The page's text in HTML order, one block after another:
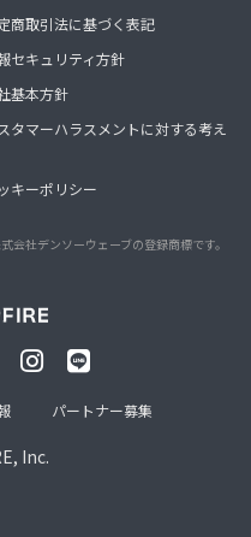
商取引法に基づく表記
セキュリティ方針
基本方針
タマーハラスメントに対する考え
キーポリシー
会社デンソーウェーブの登録商標です。
Inc.
パートナー募集